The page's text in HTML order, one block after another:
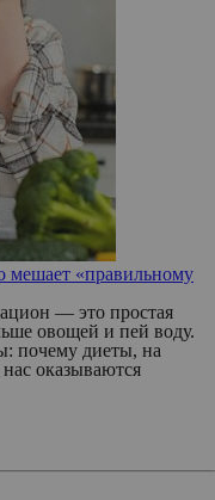
мешает «правильному
— это простая
овощей и пей воду.
почему диеты, на
оказываются